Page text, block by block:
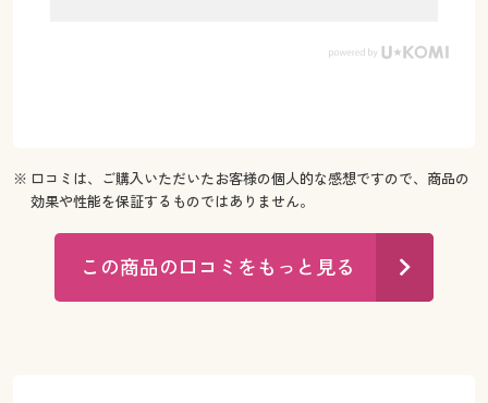
※ 口コミは、ご購入いただいたお客様の個人的な感想ですので、商品の
効果や性能を保証するものではありません。
この商品の口コミをもっと見る